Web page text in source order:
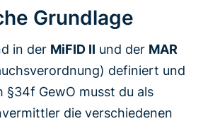
Grundlage
in der MiFID II und der MAR
definiert und
§34f GewO musst du als
die verschiedenen